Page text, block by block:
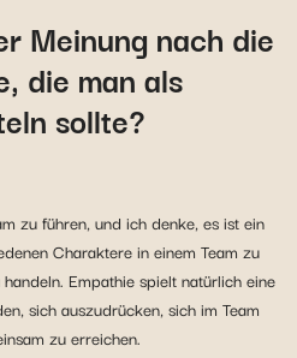
Meinung nach die
die man als
sollte?
zu führen, und ich denke, es ist ein
Charaktere in einem Team zu
Empathie spielt natürlich eine
sich auszudrücken, sich im Team
zu erreichen.